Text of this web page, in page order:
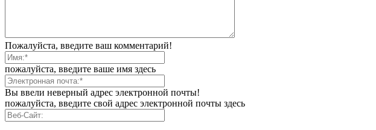
Пожалуйста, введите ваш комментарий!
пожалуйста, введите ваше имя здесь
Вы ввели неверный адрес электронной почты!
пожалуйста, введите свой адрес электронной почты здесь